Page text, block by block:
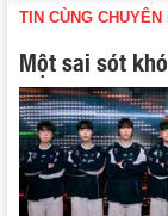
TIN CÙNG CHUYÊN
Một sai sót